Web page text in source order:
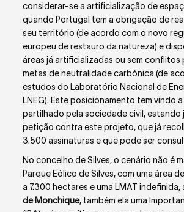
considerar-se a artificialização de
quando Portugal tem a obrigação de
seu território (de acordo com o novo
europeu de restauro da natureza) e
áreas já artificializadas ou sem conflitos
metas de neutralidade carbónica (de
estudos do Laboratório Nacional de
LNEG). Este posicionamento tem vindo
partilhado pela sociedade civil, estando
petição contra este projeto, que já
3.500 assinaturas e que pode ser
No concelho de Silves, o cenário não é
Parque Eólico de Silves, com uma área
a 7.300 hectares e uma LMAT indefinida,
de Monchique, também ela uma